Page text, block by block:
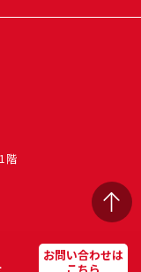
お問い合わせは
1階